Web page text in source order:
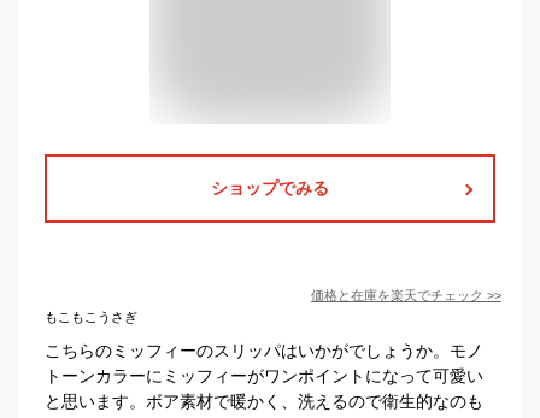
ショップでみる
価格と在庫を楽天でチェック >>
もこもこうさぎ
こちらのミッフィーのスリッパはいかがでしょうか。モノ
トーンカラーにミッフィーがワンポイントになって可愛い
と思います。ボア素材で暖かく、洗えるので衛生的なのも